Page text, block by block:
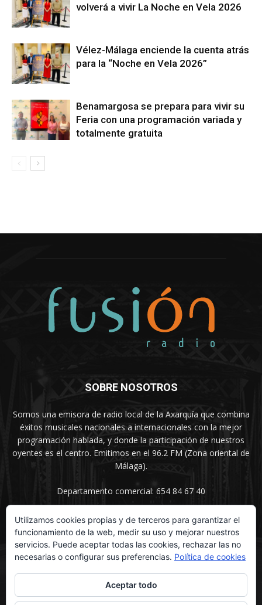
volverá a vivir La Noche en Vela 2026
Vélez-Málaga enciende la cuenta atrás
para la “Noche en Vela 2026”
Benamargosa se prepara para vivir su
Feria con una programación variada y
totalmente gratuita
SOBRE NOSOTROS
Somos una emisora de radio local de la Axarquía que combina
éxitos musicales nacionales a internacionales con la mejor
programación hablada, y donde la participación de nuestros
oyentes es el centro. Emitimos en el 96.2 FM (Zona oriental de
Málaga).
Departamento comercial: 654 84 67 40
SÍGUENOS
Utilizamos cookies propias y de terceros para garantizar el
funcionamiento de la web, medir su uso y mejorar nuestros
servicios. Puede aceptar todas las cookies, rechazar las no
necesarias o configurar sus preferencias. Política de cookies
Aceptar todo